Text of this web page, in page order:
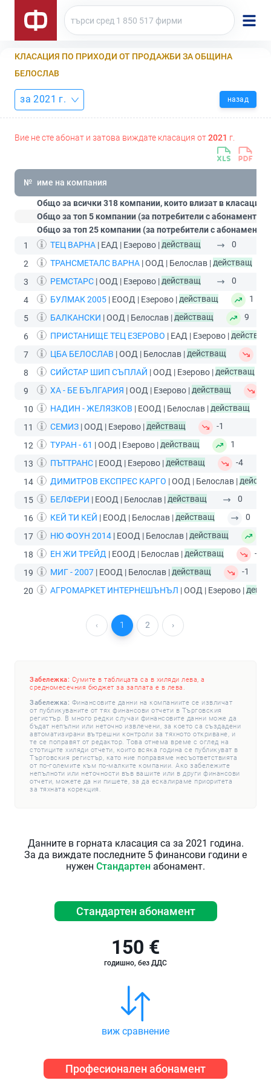
КЛАСАЦИЯ ПО ПРИХОДИ ОТ ПРОДАЖБИ ЗА ОБЩИНА
БЕЛОСЛАВ
за 2021 г. назад
Вие не сте абонат и затова виждате класация от2021 г.
№ име на компания
Общо за всички 318 компании, които влизат в
Общо за топ 5 компании (за потребители с абонамент
Общо за топ 25 компании (за потребители с абонамент
1
ТЕЦ ВАРНА | ЕАД | Езерово |действащ
0
2
ТРАНСМЕТАЛС ВАРНА | ООД | Белослав |действащ
3
РЕМСТАРС | ООД | Езерово |действащ
0
4
БУЛМАК 2005 | ЕООД | Езерово |действащ
1
5
БАЛКАНСКИ | ООД | Белослав |действащ
9
6
ПРИСТАНИЩЕ ТЕЦ ЕЗЕРОВО | ЕАД | Езерово |действащ
7
ЦБА БЕЛОСЛАВ | ООД | Белослав |действащ
8
СИЙСТАР ШИП СЪПЛАЙ | ООД | Езерово |действащ
9
ХА - БЕ БЪЛГАРИЯ | ООД | Езерово |действащ
10
НАДИН - ЖЕЛЯЗКОВ | ЕООД | Белослав |действащ
11
СЕМИЗ | ООД | Езерово |действащ
-1
12
ТУРАН - 61 | ООД | Езерово |действащ
1
13
ПЪТТРАНС | ЕООД | Езерово |действащ
-4
14
ДИМИТРОВ ЕКСПРЕС КАРГО | ООД | Белослав |
15
БЕЛФЕРИ | ЕООД | Белослав |действащ
0
16
КЕЙ ТИ КЕЙ | ЕООД | Белослав |действащ
0
17
НЮ ФОУН 2014 | ЕООД | Белослав |действащ
18
ЕН ЖИ ТРЕЙД | ЕООД | Белослав |действащ
-1
19
МИГ - 2007 | ЕООД | Белослав |действащ
-1
20
АГРОМАРКЕТ ИНТЕРНЕШЪНЪЛ | ООД | Езерово |
‹ 1 2 ›
Забележка: Сумите в таблицата са в хиляди лева, а
средномесечния бюджет за заплата е в лева.
Забележка: Финансовите данни на компаниите се извличат
от публикуваните от тях финансови отчети в Търговския
регистър. В много редки случаи финансовите данни може да
бъдат непълни или неточно извлечени, за което са създадени
автоматизирани вътрешни контроли за тяхното откриване, и
те се поправят от редактор. Това отнема време с оглед на
стотиците хиляди отчети, които всяка година се публикуват в
Търговския регистър, като ние поправяме несъответствията
от по-големите към по-малките компании. Ако забележите
непълноти или неточности във вашите или в други финансови
отчети, можете да ни пишете, за да ескалираме приоритета
за тяхната корекция.
Данните в горната класация са за 2021 година.
За да виждате последните 5 финансови години е
нужен Стандартен абонамент.
Стандартен абонамент
150 €
годишно, без ДДС
виж сравнение
Професионален абонамент